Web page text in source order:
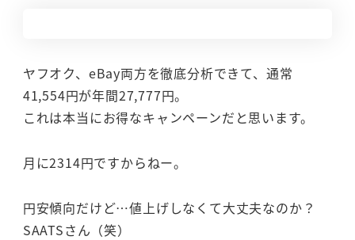
ヤフオク、eBay両方を徹底分析できて、通常
41,554円が年間27,777円。
これは本当にお得なキャンペーンだと思います。
月に2314円ですからねー。
円安傾向だけど…値上げしなくて大丈夫なのか？
SAATSさん（笑）